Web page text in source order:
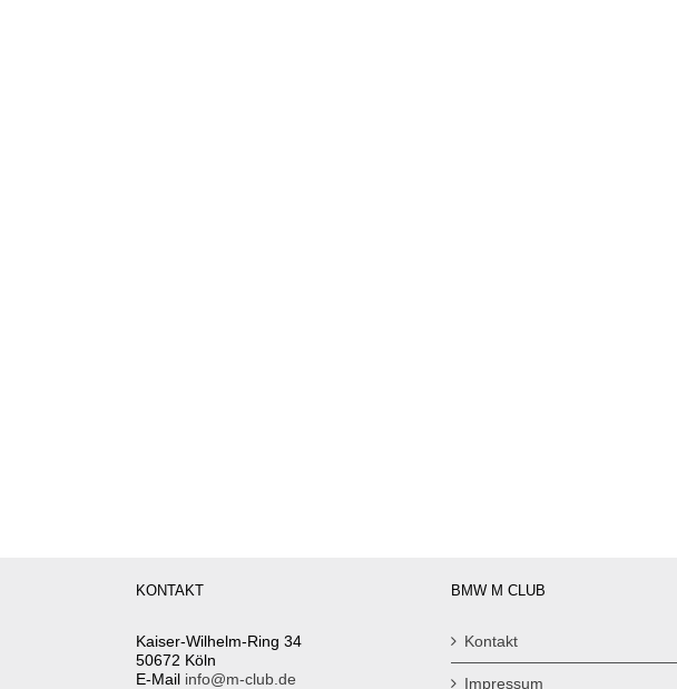
KONTAKT
Kaiser-Wilhelm-Ring 34
50672 Köln
E-Mail info@m-club.de
BMW M CLUB
Kontakt
Impressum